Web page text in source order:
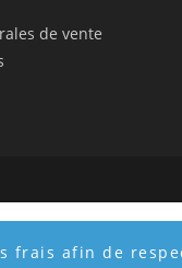
frais afin de
de vente